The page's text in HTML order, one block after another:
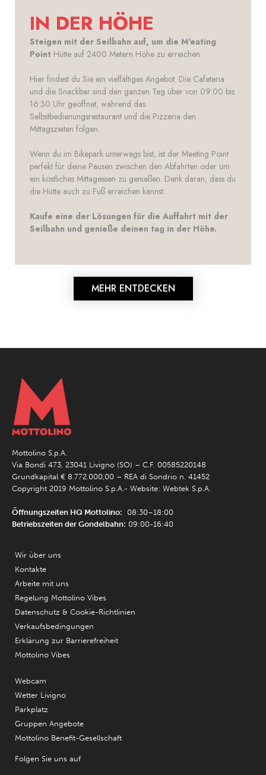
IN DER HÖHE
Steigen mit der Seilbahn auf, um die M'eating
Point Hütte auf 2400 Metern Höhe zu erreichen.
Hier findest du Sie ein vielfältiges Angebot: Die Cafeteria
und die Snackbar sind den ganzen Tag über von 09:00 bis
16:30 Uhr geöffnet, während das
Selbstbedienungsrestaurant und die Pizzeria den
Mittagszeiten folgen.
Wenn du im Bikepark unterwegs bist, ist der Meeting Point
perfekt für deine Pausen zwischen den Abfahrten oder um
ein köstliches Mittagessen zu genießen. Denk daran, dass du
die Hütte auch zu Fuß erreichen kannst:
Kaufe eine der Lösungen für die Auffahrt mit der
Seilbahn und genieße deinen tag in der Höhe.
MEHR ENTDECKEN
Mottolino S.p.A.
Via Bondi 473, 23041 Livigno (SO) – C.F. 00585220148
Grundkapital € 8.772.000,00 – REA di Sondrio n. 41452
Copyright 2019 Mottolino S.p.A.- Website: Webtek S.p.A.
Öffnungszeiten HQ Mottolino: 08:30–18:00
Betriebszeiten der Gondelbahn: 09:00-16:40
Wir über uns
Kontakte
Arbeite mit uns
Regelung Mottolino Vibes
Datenschutz & Cookie-Richtlinien
Verkaufsbedingungen
Erklärung zur Barrierefreiheit
Mottolino Vibes
Webcam
Wetter Livigno
Parkplatz
Gruppen Angebote
Mottolino Benefit-Gesellschaft
Folgen Sie uns auf